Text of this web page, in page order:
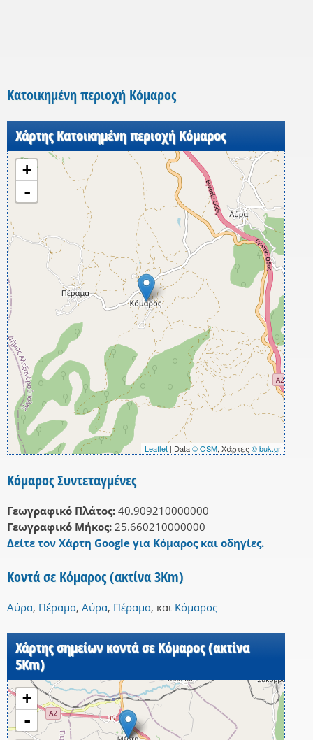
Κατοικημένη περιοχή Κόμαρος
Χάρτης Κατοικημένη περιοχή Κόμαρος
+
-
Leaflet | Data© OSM, Χάρτες © buk.gr
Κόμαρος Συντεταγμένες
Γεωγραφικό Πλάτος: 40.909210000000
Γεωγραφικό Μήκος: 25.660210000000
Δείτε τον Χάρτη Google για Κόμαρος και οδηγίες.
Κοντά σε Κόμαρος (ακτίνα 3Km)
Αύρα, Πέραμα, Αύρα, Πέραμα, και Κόμαρος
Χάρτης σημείων κοντά σε Κόμαρος (ακτίνα
5Km)
+
-